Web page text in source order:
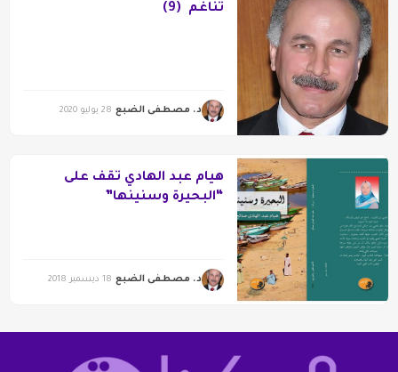
تناغم (9)
د. مصطفى الضبع 28 يوليو 2020
هيام عبد الهادي تقف على
“البحيرة وسنينها”
د. مصطفى الضبع 18 ديسمبر 2018